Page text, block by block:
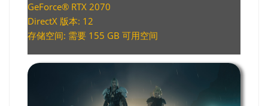
GeForce® RTX 2070
DirectX 版本: 12
存储空间: 需要 155 GB 可用空间